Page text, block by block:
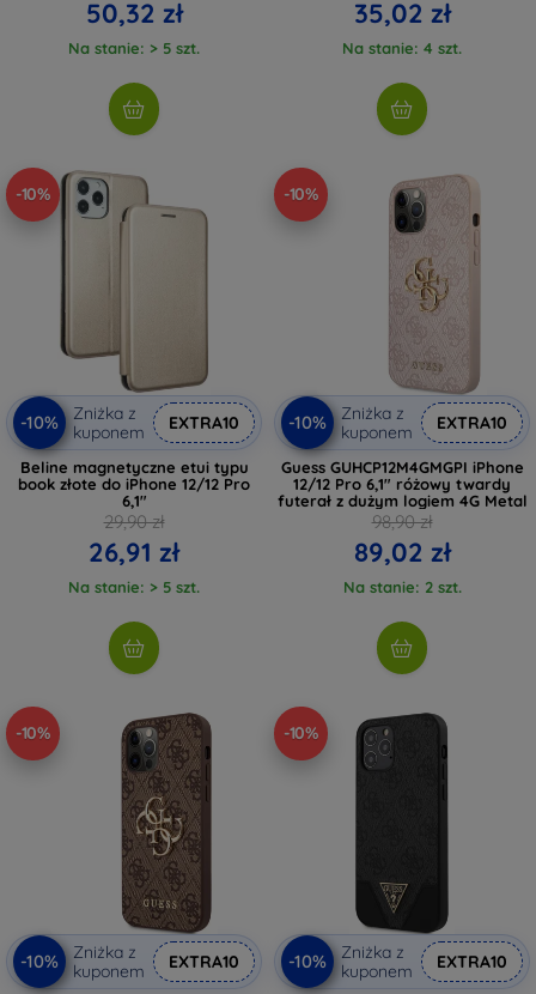
50,32 zł
Na stanie: > 5 szt.
35,02 zł
Na stanie: 4 szt.
-10%
-10%
Zniżka z
kuponem
EXTRA10
Beline magnetyczne etui typu
book złote do iPhone 12/12 Pro
6,1"
29,90 zł
26,91 zł
Na stanie: > 5 szt.
-10%
-10%
Zniżka z
kuponem
EXTRA10
Guess GUHCP12M4GMGPI iPhone
12/12 Pro 6,1" różowy twardy
futerał z dużym logiem 4G Metal
98,90 zł
89,02 zł
Na stanie: 2 szt.
-10%
-10%
Zniżka z
kuponem
EXTRA10
-10%
-10%
Zniżka z
kuponem
EXTRA10